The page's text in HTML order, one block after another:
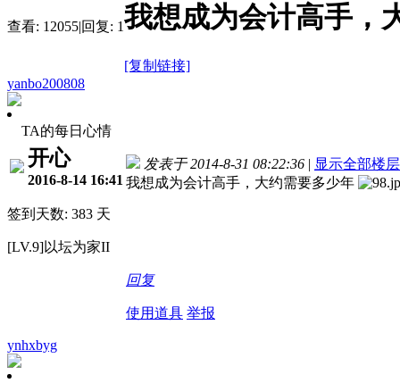
查看: 12055|回复: 1我想成为会计高手，
[复制链接]
yanbo200808
TA的每日心情
开心
2016-8-14 16:41
签到天数: 383 天
[LV.9]以坛为家II
发表于 2014-8-31 08:22:36 | 显示全部楼层
我想成为会计高手，大约需要多少年
回复
使用道具 举报
ynhxbyg